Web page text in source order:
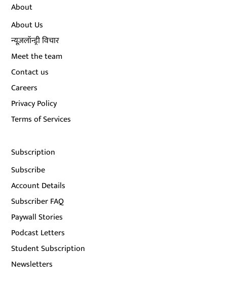
About
About Us
न्यूज़लॉन्ड्री विचार
Meet the team
Contact us
Careers
Privacy Policy
Terms of Services
Subscription
Subscribe
Account Details
Subscriber FAQ
Paywall Stories
Podcast Letters
Student Subscription
Newsletters